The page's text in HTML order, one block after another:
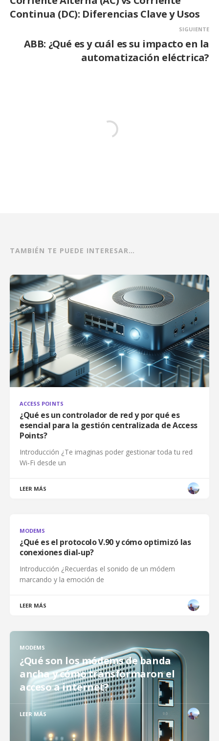
Continua (DC): Diferencias Clave y Usos
SIGUIENTE
ABB: ¿Qué es y cuál es su impacto en la
automatización eléctrica?
TAMBIÉN TE PUEDE INTERESAR…
ACCESS POINTS
¿Qué es un controlador de red y por qué es
esencial para la gestión centralizada de Access
Points?
Introducción ¿Te imaginas poder gestionar toda tu red
Wi‑Fi desde un
LEER MÁS
MODEMS
¿Qué es el protocolo V.90 y cómo optimizó las
conexiones dial-up?
Introducción ¿Recuerdas el sonido de un módem
marcando y la emoción de
LEER MÁS
MODEMS
¿Qué son los módems de banda
ancha y cómo transformaron el
acceso a internet?
LEER MÁS